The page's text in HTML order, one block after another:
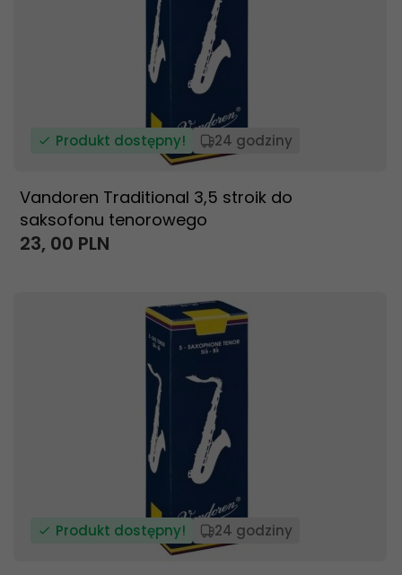
Produkt dostępny! 24 godziny
Vandoren Traditional 3,5 stroik do
saksofonu tenorowego
23, 00 PLN
Produkt dostępny! 24 godziny